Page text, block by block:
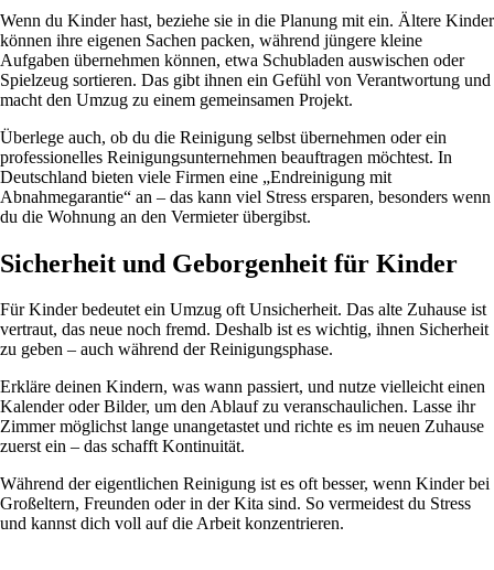
Wenn du Kinder hast, beziehe sie in die Planung mit ein. Ältere Kinder
können ihre eigenen Sachen packen, während jüngere kleine
Aufgaben übernehmen können, etwa Schubladen auswischen oder
Spielzeug sortieren. Das gibt ihnen ein Gefühl von Verantwortung und
macht den Umzug zu einem gemeinsamen Projekt.
Überlege auch, ob du die Reinigung selbst übernehmen oder ein
professionelles Reinigungsunternehmen beauftragen möchtest. In
Deutschland bieten viele Firmen eine „Endreinigung mit
Abnahmegarantie“ an – das kann viel Stress ersparen, besonders wenn
du die Wohnung an den Vermieter übergibst.
Sicherheit und Geborgenheit für Kinder
Für Kinder bedeutet ein Umzug oft Unsicherheit. Das alte Zuhause ist
vertraut, das neue noch fremd. Deshalb ist es wichtig, ihnen Sicherheit
zu geben – auch während der Reinigungsphase.
Erkläre deinen Kindern, was wann passiert, und nutze vielleicht einen
Kalender oder Bilder, um den Ablauf zu veranschaulichen. Lasse ihr
Zimmer möglichst lange unangetastet und richte es im neuen Zuhause
zuerst ein – das schafft Kontinuität.
Während der eigentlichen Reinigung ist es oft besser, wenn Kinder bei
Großeltern, Freunden oder in der Kita sind. So vermeidest du Stress
und kannst dich voll auf die Arbeit konzentrieren.